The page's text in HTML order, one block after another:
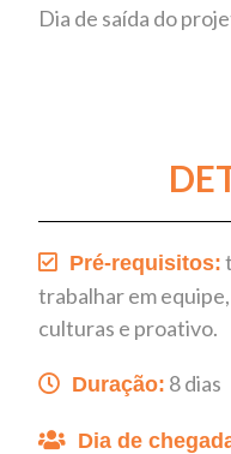
Dia de saída do
Pré-requisitos:
trabalhar em
culturas e proativo.
Duração: 8 dias
Dia de